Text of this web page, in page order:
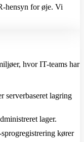
hensyn for øje. Vi
hvor IT-teams har
serverbaseret lagring
lager.
kører